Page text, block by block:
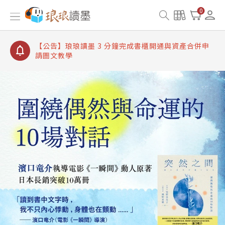
0
【公告】琅琅讀墨書櫃開通常見問題
【公告】琅琅讀墨 3 分鐘完成書櫃開通與資產合併申
【公告】琅琅書店服務升級重要說明及資產合併結果
查詢
【公告】琅琅讀墨數位閱讀資產合併與書櫃開通申請